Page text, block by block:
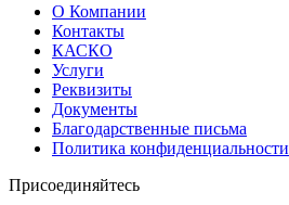
О Компании
Контакты
КАСКО
Услуги
Реквизиты
Документы
Благодарственные письма
Политика конфиденциальности
Присоединяйтесь